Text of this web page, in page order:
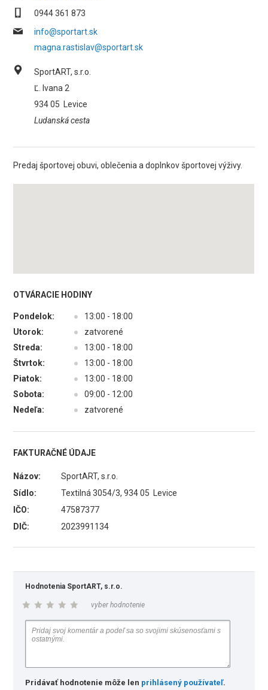
0944 361 873
info@sportart.sk
magna.rastislav@sportart.sk
SportART, s.r.o.
Ľ. Ivana 2
934 05
Levice
Ludanská cesta
Predaj športovej obuvi, oblečenia a doplnkov športovej výživy.
OTVÁRACIE HODINY
Pondelok: ●
13:00 - 18:00
Utorok:
●
zatvorené
Streda:
●
13:00 - 18:00
Štvrtok:
●
13:00 - 18:00
Piatok:
●
13:00 - 18:00
Sobota:
●
09:00 - 12:00
Nedeľa:
● zatvorené
FAKTURAČNÉ ÚDAJE
Názov:
SportART, s.r.o.
Sídlo:
Textilná 3054/3, 934 05 Levice
IČO:
47587377
DIČ:
2023991134
Hodnotenia SportART, s.r.o.
vyber hodnotenie
Pridávať hodnotenie môže len prihlásený používateľ.